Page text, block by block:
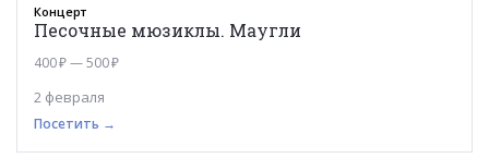
Концерт
Песочные мюзиклы. Маугли
400 ₽ — 500 ₽
2 февраля
Посетить →